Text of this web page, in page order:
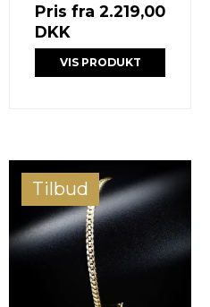
Pris fra 2.219,00
DKK
VIS PRODUKT
Tilbud